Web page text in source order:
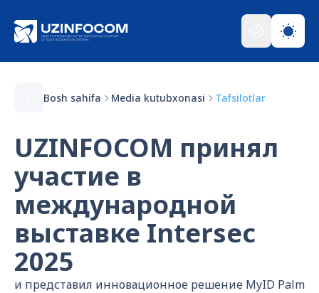
Bosh sahifa Media kutubxonasi Tafsilotlar
UZINFOCOM принял
участие в
международной
выставке Intersec
2025
и представил инновационное решение MyID Palm